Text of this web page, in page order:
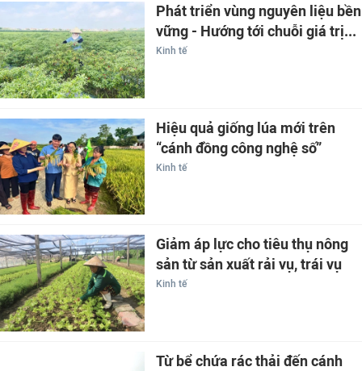
Phát triển vùng nguyên liệu bền
vững - Hướng tới chuỗi giá trị...
Kinh tế
Hiệu quả giống lúa mới trên
“cánh đồng công nghệ số”
Kinh tế
Giảm áp lực cho tiêu thụ nông
sản từ sản xuất rải vụ, trái vụ
Kinh tế
Từ bể chứa rác thải đến cánh